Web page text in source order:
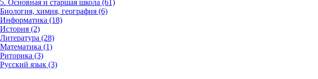
5. Основная и старшая школа (61)
Биология, химия, география (6)
Информатика (18)
История (2)
Литература (28)
Математика (1)
Риторика (3)
Русский язык (3)